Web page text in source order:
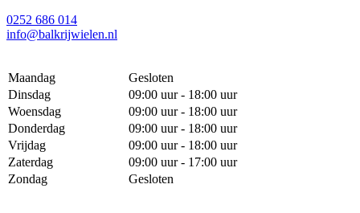
0252 686 014
info@balkrijwielen.nl
Maandag
Gesloten
Dinsdag
09:00 uur - 18:00 uur
Woensdag
09:00 uur - 18:00 uur
Donderdag
09:00 uur - 18:00 uur
Vrijdag
09:00 uur - 18:00 uur
Zaterdag
09:00 uur - 17:00 uur
Zondag
Gesloten